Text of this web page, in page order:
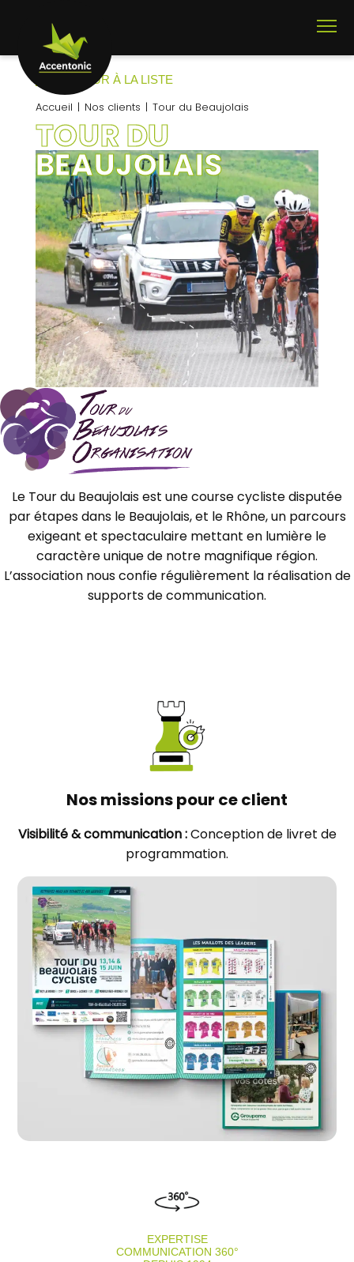
Accueil Nos clients Tour du Beaujolais
TOUR DU
BEAUJOLAIS
RETOUR À LA LISTE
Le Tour du Beaujolais est une course cycliste disputée
par étapes dans le Beaujolais, et le Rhône, un parcours
exigeant et spectaculaire mettant en lumière le
caractère unique de notre magnifique région.
L’association nous confie régulièrement la réalisation de
supports de communication.
Nos missions pour ce client
Visibilité & communication :Conception de livret de
programmation.
EXPERTISE
COMMUNICATION 360°